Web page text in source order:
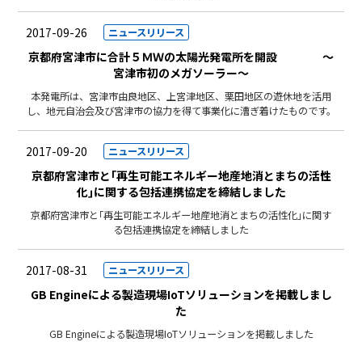
2017-09-26 ニュースリリース
京都府宮津市に合計５ＭＷの太陽光発電所を開設 ～
宮津市初のメガソーラー～
本発電所は、宮津市由良地区、上宮津地区、栗田地区の遊休地を活用
し、地元自治会及び宮津市の協力を得て事業化に漕ぎ着けたものです。
2017-09-20 ニュースリリース
京都府宮津市と｢再生可能エネルギー地産地消とまちの活性
化｣に関する包括連携協定を締結しました
京都府宮津市と｢再生可能エネルギー地産地消とまちの活性化｣に関す
る包括連携協定を締結しました
2017-08-31 ニュースリリース
GB Engineによる製造現場IoTソリューションを掲載しまし
た
GB Engineによる製造現場IoTソリューションを掲載しました